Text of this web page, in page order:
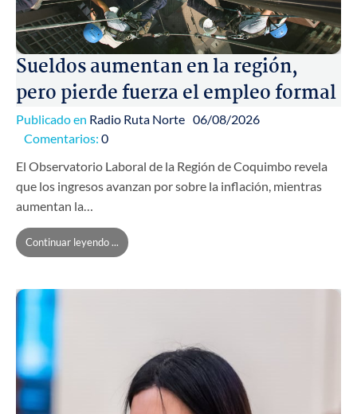
Sueldos aumentan en la región,
pero pierde fuerza el empleo formal
Publicado en Radio Ruta Norte 06/08/2026
Comentarios: 0
El Observatorio Laboral de la Región de Coquimbo revela
que los ingresos avanzan por sobre la inflación, mientras
aumentan la…
Continuar leyendo ...